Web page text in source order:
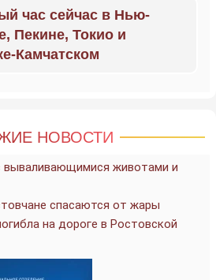
час сейчас в Нью-
Пекине, Токио и
Камчатском
НОВОСТИ
вываливающимися животами и
спасаются от жары
на дороге в Ростовской